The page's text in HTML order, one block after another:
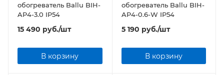
обогреватель Ballu BIH-
AP4-3.0 IP54
15 490 руб./шт
В корзину
обогреватель Ballu BIH-
AP4-0.6-W IP54
5 190 руб./шт
В корзину